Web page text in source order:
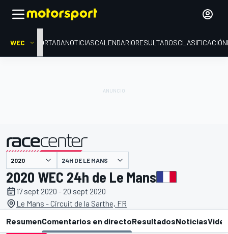
WEC PORTADANOTICIASCALENDARIORESULTADOSCLASIFICACIÓN
24H DE LE MANS
2020 WEC 24h de Le Mans
17 sept 2020 - 20 sept 2020
Le Mans - Circuit de la Sarthe, FR
ResumenComentarios en directoResultadosNoticias